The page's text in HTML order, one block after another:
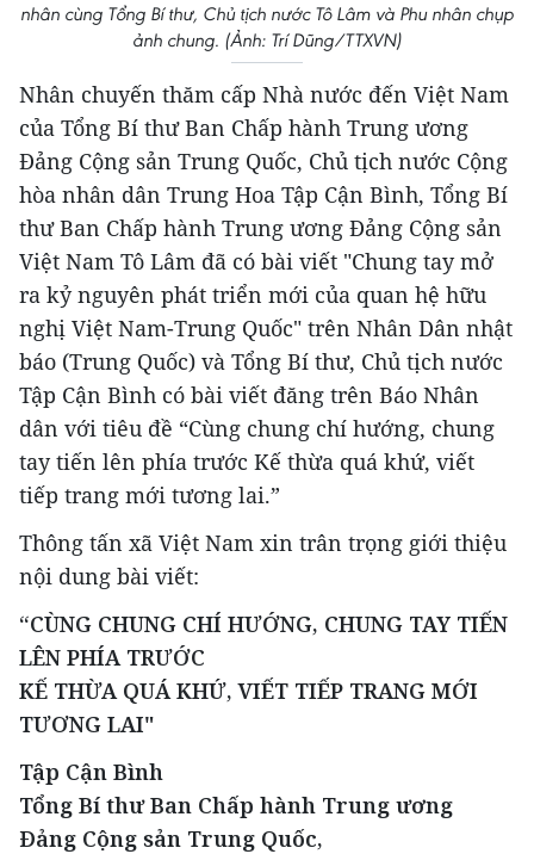
nhân cùng Tổng Bí thư, Chủ tịch nước Tô Lâm và Phu nhân chụp
ảnh chung. (Ảnh: Trí Dũng/TTXVN)
Nhân chuyến thăm cấp Nhà nước đến Việt Nam
của Tổng Bí thư Ban Chấp hành Trung ương
Đảng Cộng sản Trung Quốc, Chủ tịch nước Cộng
hòa nhân dân Trung Hoa Tập Cận Bình, Tổng Bí
thư Ban Chấp hành Trung ương Đảng Cộng sản
Việt Nam Tô Lâm đã có bài viết "Chung tay mở
ra kỷ nguyên phát triển mới của quan hệ hữu
nghị Việt Nam-Trung Quốc" trên Nhân Dân nhật
báo (Trung Quốc) và Tổng Bí thư, Chủ tịch nước
Tập Cận Bình có bài viết đăng trên Báo Nhân
dân với tiêu đề “Cùng chung chí hướng, chung
tay tiến lên phía trước Kế thừa quá khứ, viết
tiếp trang mới tương lai.”
Thông tấn xã Việt Nam xin trân trọng giới thiệu
nội dung bài viết:
“CÙNG CHUNG CHÍ HƯỚNG, CHUNG TAY TIẾN
LÊN PHÍA TRƯỚC
KẾ THỪA QUÁ KHỨ, VIẾT TIẾP TRANG MỚI
TƯƠNG LAI"
Tập Cận Bình
Tổng Bí thư Ban Chấp hành Trung ương
Đảng Cộng sản Trung Quốc,